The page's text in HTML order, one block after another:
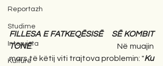
Reportazh
Studime
Intervista
Kulturë
FILLESA E FATKEQËSISË    SË KOMBIT
TONË.                                              Në muajin
mars të këtij viti trajtova problemin: "Ku